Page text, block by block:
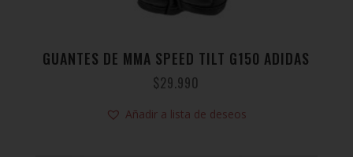
GUANTES DE MMA SPEED TILT G150 ADIDAS
$29.990
Añadir a lista de deseos